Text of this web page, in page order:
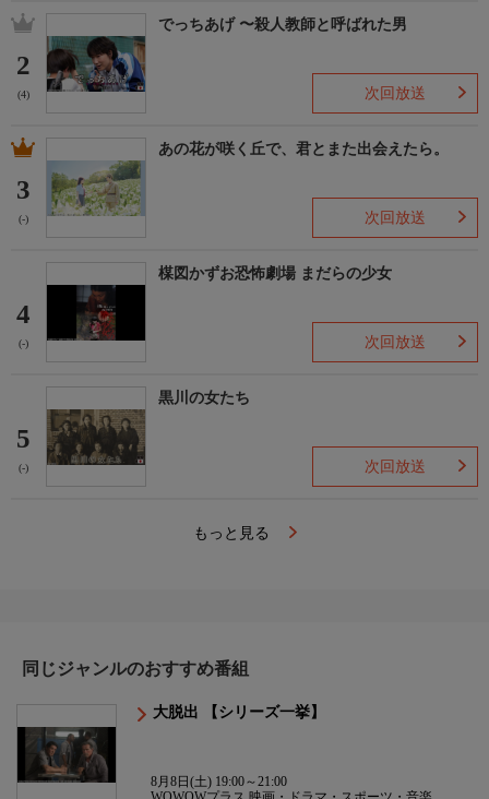
2
(4)
でっちあげ 〜殺人教師と呼ばれた男
次回放送
3
(-)
あの花が咲く丘で、君とまた出会えたら。
次回放送
4
(-)
楳図かずお恐怖劇場 まだらの少女
次回放送
5
(-)
黒川の女たち
次回放送
もっと見る
同じジャンルのおすすめ番組
大脱出 【シリーズ一挙】
8月8日(土) 19:00～21:00